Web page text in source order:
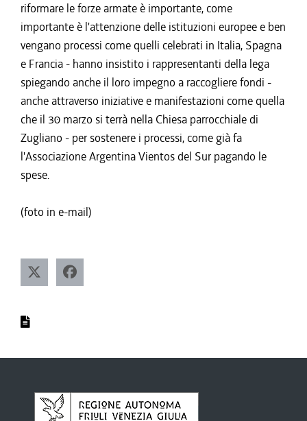
riformare le forze armate è importante, come
importante è l'attenzione delle istituzioni europee e ben
vengano processi come quelli celebrati in Italia, Spagna
e Francia - hanno insistito i rappresentanti della lega
spiegando anche il loro impegno a raccogliere fondi -
anche attraverso iniziative e manifestazioni come quella
che il 30 marzo si terrà nella Chiesa parrocchiale di
Zugliano - per sostenere i processi, come già fa
l'Associazione Argentina Vientos del Sur pagando le
spese.
(foto in e-mail)